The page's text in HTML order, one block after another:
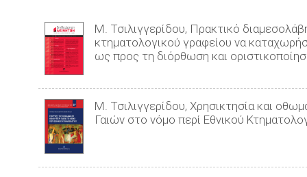
Μ. Τσιλιγγερίδου, Πρακτικό
κτηματολογικού γραφείου να
ως προς τη διόρθωση και
Μ. Τσιλιγγερίδου, Χρησικτησία και
Γαιών στο νόμο περί Εθνικού